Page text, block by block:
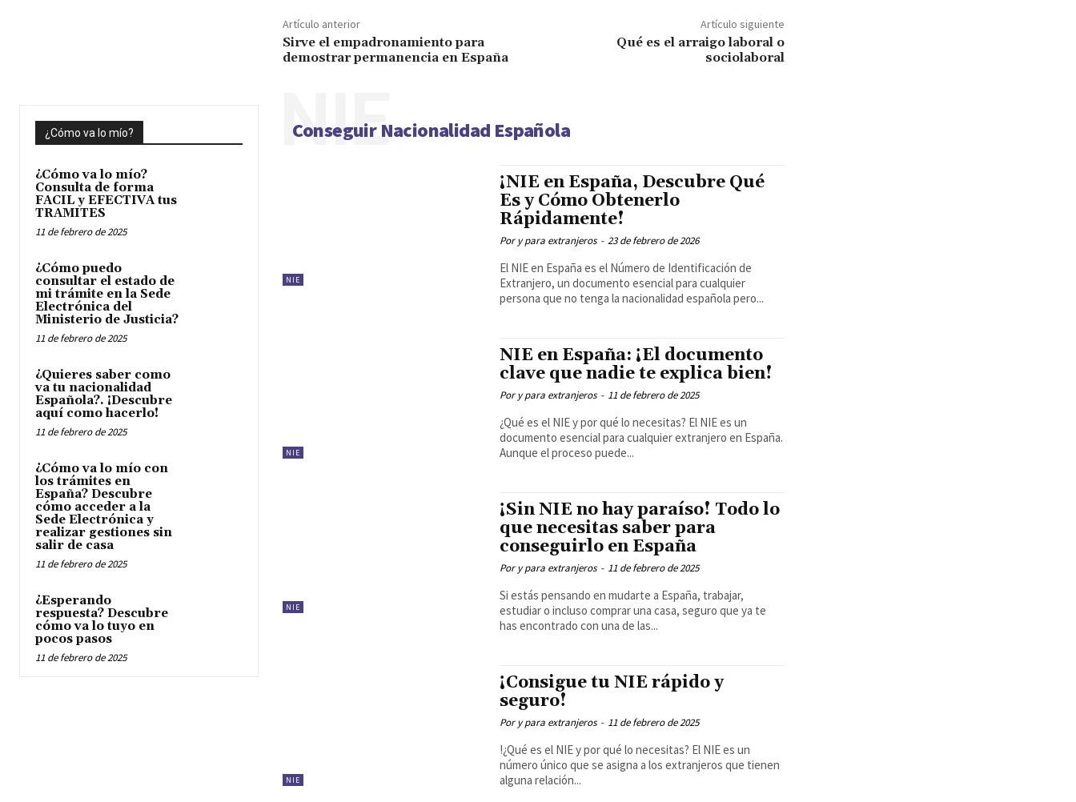
Artículo anterior
Sirve el empadronamiento para
demostrar permanencia en España
Artículo siguiente
Qué es el arraigo laboral o
sociolaboral
¿Cómo va lo mío?
¿Cómo va lo mío?
Consulta de forma
FACIL y EFECTIVA tus
TRAMITES
11 de febrero de 2025
¿Cómo puedo
consultar el estado de
mi trámite en la Sede
Electrónica del
Ministerio de Justicia?
11 de febrero de 2025
¿Quieres saber como
va tu nacionalidad
Española?. ¡Descubre
aquí como hacerlo!
11 de febrero de 2025
¿Cómo va lo mío con
los trámites en
España? Descubre
cómo acceder a la
Sede Electrónica y
realizar gestiones sin
salir de casa
11 de febrero de 2025
¿Esperando
respuesta? Descubre
cómo va lo tuyo en
pocos pasos
11 de febrero de 2025
Conseguir Nacionalidad Española
NIE
NIE
¡NIE en España, Descubre Qué
Es y Cómo Obtenerlo
Rápidamente!
Por y para extranjeros - 23 de febrero de 2026
El NIE en España es el Número de Identificación de
Extranjero, un documento esencial para cualquier
persona que no tenga la nacionalidad española pero...
NIE
NIE en España: ¡El documento
clave que nadie te explica bien!
Por y para extranjeros - 11 de febrero de 2025
¿Qué es el NIE y por qué lo necesitas? El NIE es un
documento esencial para cualquier extranjero en España.
Aunque el proceso puede...
NIE
¡Sin NIE no hay paraíso! Todo lo
que necesitas saber para
conseguirlo en España
Por y para extranjeros - 11 de febrero de 2025
Si estás pensando en mudarte a España, trabajar,
estudiar o incluso comprar una casa, seguro que ya te
has encontrado con una de las...
NIE
¡Consigue tu NIE rápido y
seguro!
Por y para extranjeros - 11 de febrero de 2025
!¿Qué es el NIE y por qué lo necesitas? El NIE es un
número único que se asigna a los extranjeros que tienen
alguna relación...